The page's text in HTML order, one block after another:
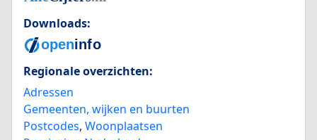
Downloads:
Regionale overzichten:
Adressen
Gemeenten, wijken en buurten
Postcodes, Woonplaatsen